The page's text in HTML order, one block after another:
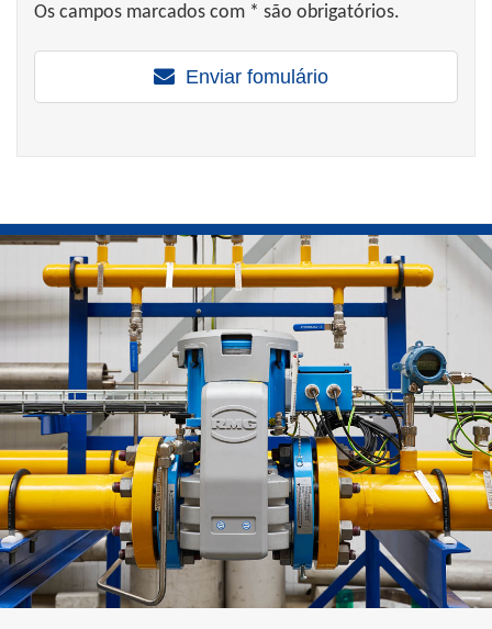
Os campos marcados com * são obrigatórios.
Enviar fomulário